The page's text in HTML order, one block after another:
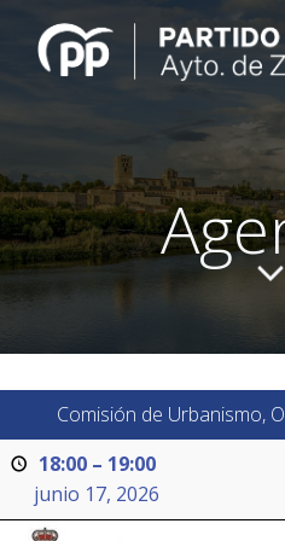
al
Comisión de Urbanismo,
18:00 – 19:00
junio 17, 2026